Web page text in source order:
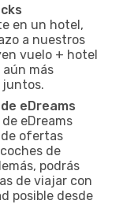
en un hotel,
a nuestros
vuelo + hotel
aún más
juntos.
eDreams
eDreams
ofertas
de
podrás
de viajar con
posible desde